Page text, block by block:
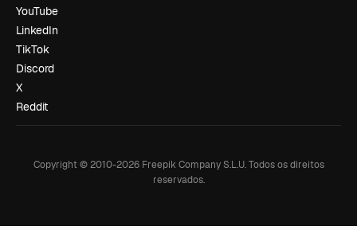
YouTube
LinkedIn
TikTok
Discord
X
Reddit
Copyright © 2010-2026Freepik Company S.L.U. Todos os direitos
reservados.